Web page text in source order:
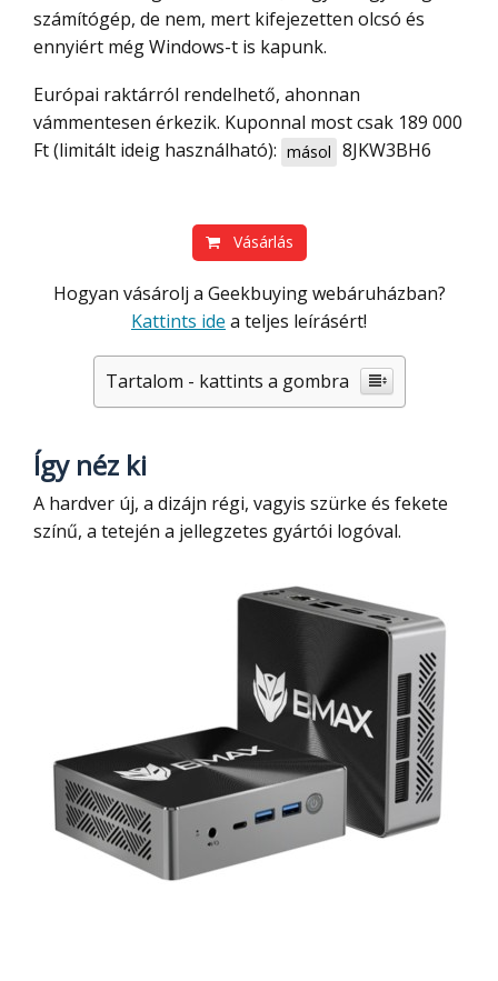
számítógép, de nem, mert kifejezetten olcsó és
ennyiért még Windows-t is kapunk.
Európai raktárról rendelhető, ahonnan
vámmentesen érkezik. Kuponnal most csak 189 000
Ft (limitált ideig használható): másol 8JKW3BH6
Vásárlás
Hogyan vásárolj a Geekbuying webáruházban?
Kattints ide a teljes leírásért!
Tartalom - kattints a gombra
Így néz ki
A hardver új, a dizájn régi, vagyis szürke és fekete
színű, a tetején a jellegzetes gyártói logóval.